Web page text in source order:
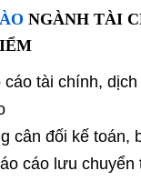
NGÀNH TÀI
cáo tài chính,
cân đối kế toán,
cáo lưu chuyển